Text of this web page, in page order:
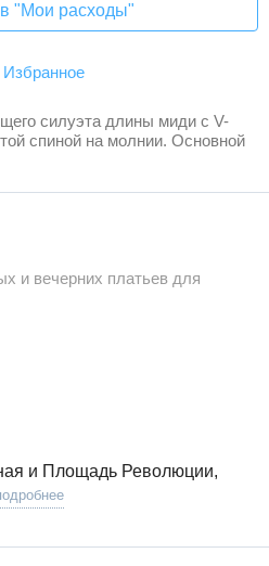
"Мои расходы"
Избранное
силуэта длины миди с V-
спиной на молнии. Основной
и вечерних платьев для
и Площадь Революции,